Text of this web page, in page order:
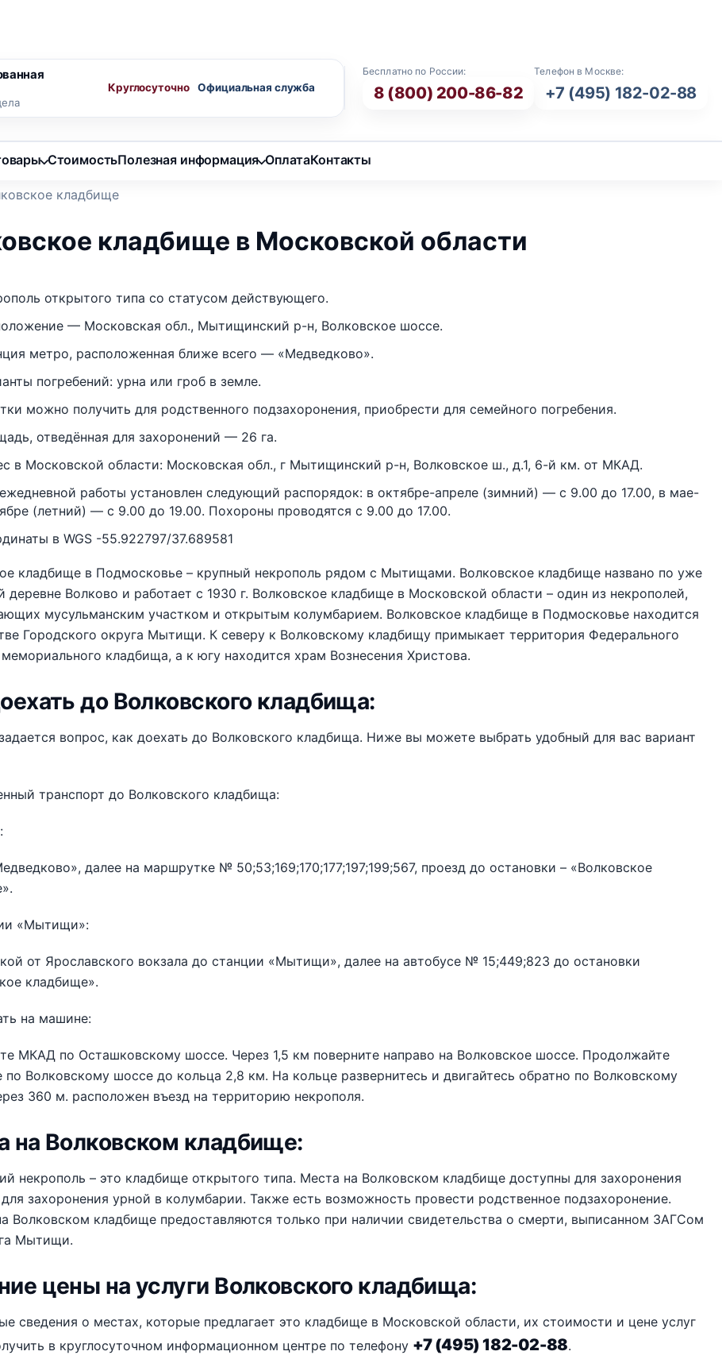
Бесплатно по России:
8 (800) 200-86-82
Телефон в Москве:
+7 (495) 182-02-88
Круглосуточно
СтоимостьПолезная информация ОплатаКонтакты
кладбище
кладбище в Московской области
открытого типа со статусом действующего.
— Московская обл., Мытищинский р-н, Волковское шоссе.
метро, расположенная ближе всего — «Медведково».
погребений: урна или гроб в земле.
можно получить для родственного подзахоронения, приобрести для семейного погребения.
отведённая для захоронений — 26 га.
в Московской области: Московская обл., г Мытищинский р-н, Волковское ш., д.1, 6-й км. от МКАД.
работы установлен следующий распорядок: в октябре-апреле (зимний) — с 9.00 до 17.00, в мае-
(летний) — с 9.00 до 19.00. Похороны проводятся с 9.00 до 17.00.
в WGS -55.922797/37.689581
кладбище в Подмосковье – крупный некрополь рядом с Мытищами. Волковское кладбище названо по уже
деревне Волково и работает с 1930 г. Волковское кладбище в Московской области – один из некрополей,
мусульманским участком и открытым колумбарием. Волковское кладбище в Подмосковье находится
Городского округа Мытищи. К северу к Волковскому кладбищу примыкает территория Федерального
мемориального кладбища, а к югу находится храм Вознесения Христова.
до Волковского кладбища:
вопрос, как доехать до Волковского кладбища. Ниже вы можете выбрать удобный для вас вариант
транспорт до Волковского кладбища:
далее на маршрутке № 50;53;169;170;177;197;199;567, проезд до остановки – «Волковское
«Мытищи»:
от Ярославского вокзала до станции «Мытищи», далее на автобусе № 15;449;823 до остановки
кладбище».
на машине:
МКАД по Осташковскому шоссе. Через 1,5 км поверните направо на Волковское шоссе. Продолжайте
по Волковскому шоссе до кольца 2,8 км. На кольце развернитесь и двигайтесь обратно по Волковскому
360 м. расположен въезд на территорию некрополя.
на Волковском кладбище:
некрополь – это кладбище открытого типа. Места на Волковском кладбище доступны для захоронения
захоронения урной в колумбарии. Также есть возможность провести родственное подзахоронение.
Волковском кладбище предоставляются только при наличии свидетельства о смерти, выписанном ЗАГСом
Мытищи.
цены на услуги Волковского кладбища:
сведения о местах, которые предлагает это кладбище в Московской области, их стоимости и цене услуг
в круглосуточном информационном центре по телефону +7 (495) 182-02-88.